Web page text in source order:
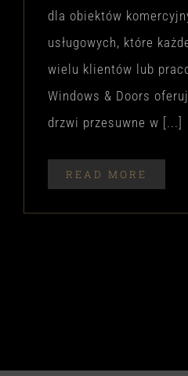
dla obiektów
usługowych, które
wielu klientów lub
Windows & Doors
drzwi przesuwne w [...]
READ MORE